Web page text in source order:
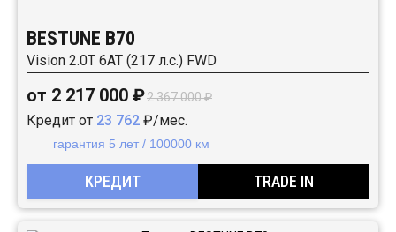
BESTUNE B70
Vision 2.0T 6AT (217 л.с.) FWD
от 2 217 000 ₽2 367 000 ₽
Кредит от 23 762 ₽/мес.
гарантия 5 лет / 100000 км
КРЕДИТ TRADE IN